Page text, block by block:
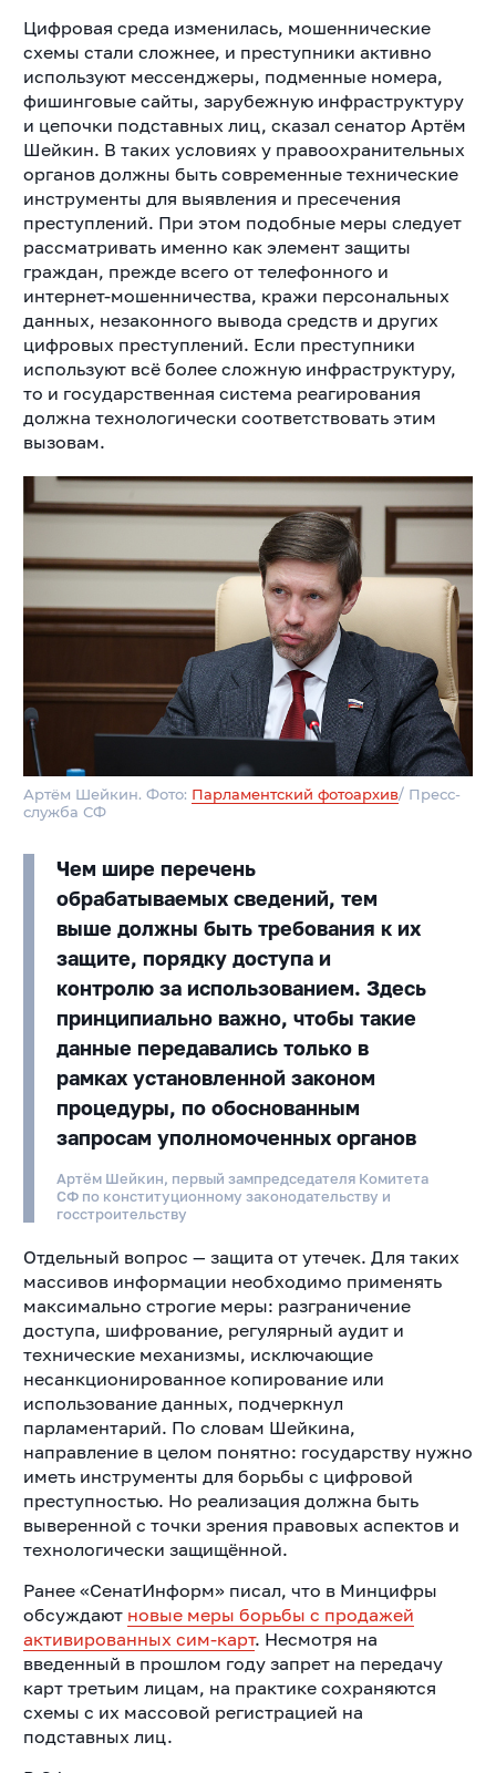
Цифровая среда изменилась, мошеннические
схемы стали сложнее, и преступники активно
используют мессенджеры, подменные номера,
фишинговые сайты, зарубежную инфраструктуру
и цепочки подставных лиц, сказал сенатор Артём
Шейкин. В таких условиях у правоохранительных
органов должны быть современные технические
инструменты для выявления и пресечения
преступлений. При этом подобные меры следует
рассматривать именно как элемент защиты
граждан, прежде всего от телефонного и
интернет-мошенничества, кражи персональных
данных, незаконного вывода средств и других
цифровых преступлений. Если преступники
используют всё более сложную инфраструктуру,
то и государственная система реагирования
должна технологически соответствовать этим
вызовам.
Артём Шейкин. Фото: Парламентский фотоархив/ Пресс-
служба СФ
Чем шире перечень
обрабатываемых сведений, тем
выше должны быть требования к их
защите, порядку доступа и
контролю за использованием. Здесь
принципиально важно, чтобы такие
данные передавались только в
рамках установленной законом
процедуры, по обоснованным
запросам уполномоченных органов
Артём Шейкин, первый зампредседателя Комитета
СФ по конституционному законодательству и
госстроительству
Отдельный вопрос — защита от утечек. Для таких
массивов информации необходимо применять
максимально строгие меры: разграничение
доступа, шифрование, регулярный аудит и
технические механизмы, исключающие
несанкционированное копирование или
использование данных, подчеркнул
парламентарий. По словам Шейкина,
направление в целом понятно: государству нужно
иметь инструменты для борьбы с цифровой
преступностью. Но реализация должна быть
выверенной с точки зрения правовых аспектов и
технологически защищённой.
Ранее «СенатИнформ» писал, что в Минцифры
обсуждают новые меры борьбы с продажей
активированных сим-карт. Несмотря на
введенный в прошлом году запрет на передачу
карт третьим лицам, на практике сохраняются
схемы с их массовой регистрацией на
подставных лиц.